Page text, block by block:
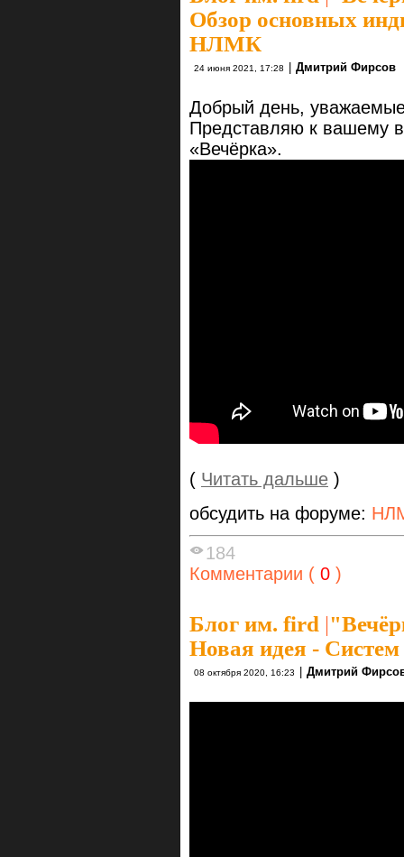
Обзор основных
НЛМК
24 июня 2021, 17:28 | Дмитрий Фирсов
Добрый день,
Представляю к вашему
«Вечёрка».
( Читать дальше )
обсудить на форуме:
184
Комментарии ( 0 )
Блог им. fird |
Новая идея - Систем
08 октября 2020, 16:23 Дмитрий